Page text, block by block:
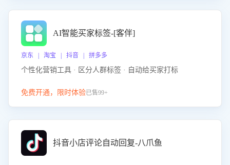
AI智能买家标签-[客伴]
京东 | 淘宝 | 抖音 | 拼多多
个性化营销工具 · 区分人群标签 · 自动给买家打标
免费开通，限时体验已售99+
抖音小店评论自动回复-八爪鱼